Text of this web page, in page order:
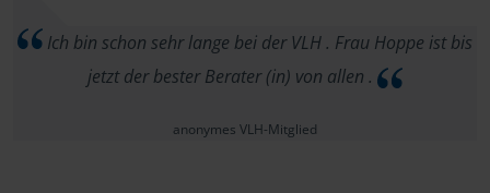
Ich bin schon sehr lange bei der VLH . Frau Hoppe ist bis
jetzt der bester Berater (in) von allen .
anonymes VLH-Mitglied